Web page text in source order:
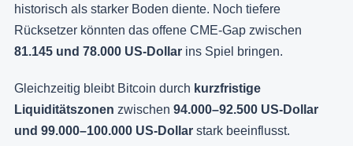
historisch als starker Boden diente. Noch tiefere
Rücksetzer könnten das offene CME-Gap zwischen
81.145 und 78.000 US-Dollar ins Spiel bringen.
Gleichzeitig bleibt Bitcoin durch kurzfristige
Liquiditätszonen zwischen 94.000–92.500 US-Dollar
und 99.000–100.000 US-Dollar stark beeinflusst.